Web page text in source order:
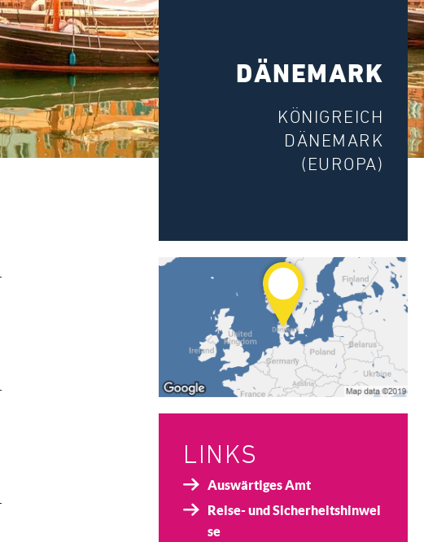
DÄNEMARK
KÖNIGREICH
DÄNEMARK
(EUROPA)
LINKS
Auswärtiges Amt
Reise- und Sicherheitshinwei
se